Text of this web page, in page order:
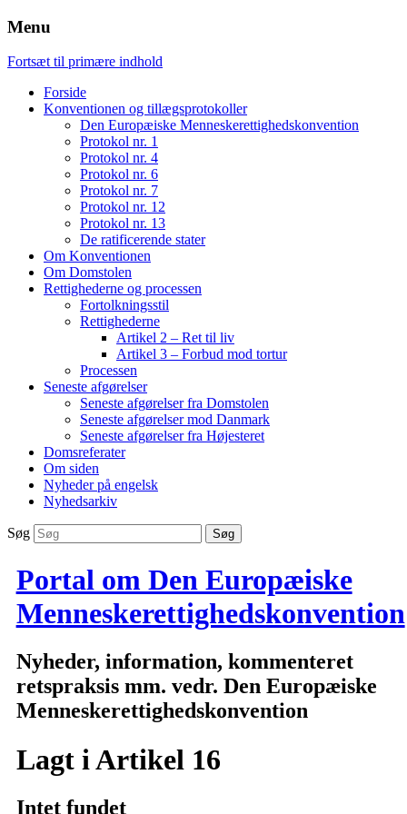
Menu
Fortsæt til primære indhold
Forside
Konventionen og tillægsprotokoller
Den Europæiske Menneskerettighedskonvention
Protokol nr. 1
Protokol nr. 4
Protokol nr. 6
Protokol nr. 7
Protokol nr. 12
Protokol nr. 13
De ratificerende stater
Om Konventionen
Om Domstolen
Rettighederne og processen
Fortolkningsstil
Rettighederne
Artikel 2 – Ret til liv
Artikel 3 – Forbud mod tortur
Processen
Seneste afgørelser
Seneste afgørelser fra Domstolen
Seneste afgørelser mod Danmark
Seneste afgørelser fra Højesteret
Domsreferater
Om siden
Nyheder på engelsk
Nyhedsarkiv
Søg
Portal om Den Europæiske
Menneskerettighedskonvention
Nyheder, information, kommenteret
retspraksis mm. vedr. Den Europæiske
Menneskerettighedskonvention
Lagt iArtikel 16
Intet fundet